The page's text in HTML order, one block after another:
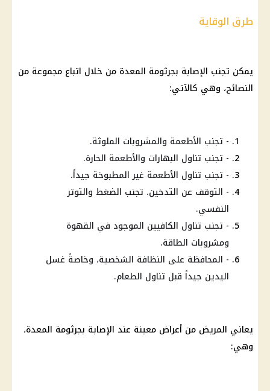
طرق الوقاية
يمكن تجنب الإصابة بجرثومة المعدة من خلال اتباع مجموعة من
النصائح، وهي كالآتي:
- تجنب الأطعمة والمشروبات الملوثة.
- تجنب تناول البهارات والأطعمة الحارة.
- تجنب تناول الأطعمة غير المطبوخة جيداً.
- التوقف عن التدخين. تجنب الضغط والتوتر
النفسي.
- تجنب تناول الكافيين الموجود في القهوة
ومشروبات الطاقة.
- المحافظة على النظافة الشخصية، وخاصةً غسل
اليدين جيداً قبل تناول الطعام.
يعاني المريض من أعراض معينة عند الإصابة بجرثومة المعدة،
وهي: